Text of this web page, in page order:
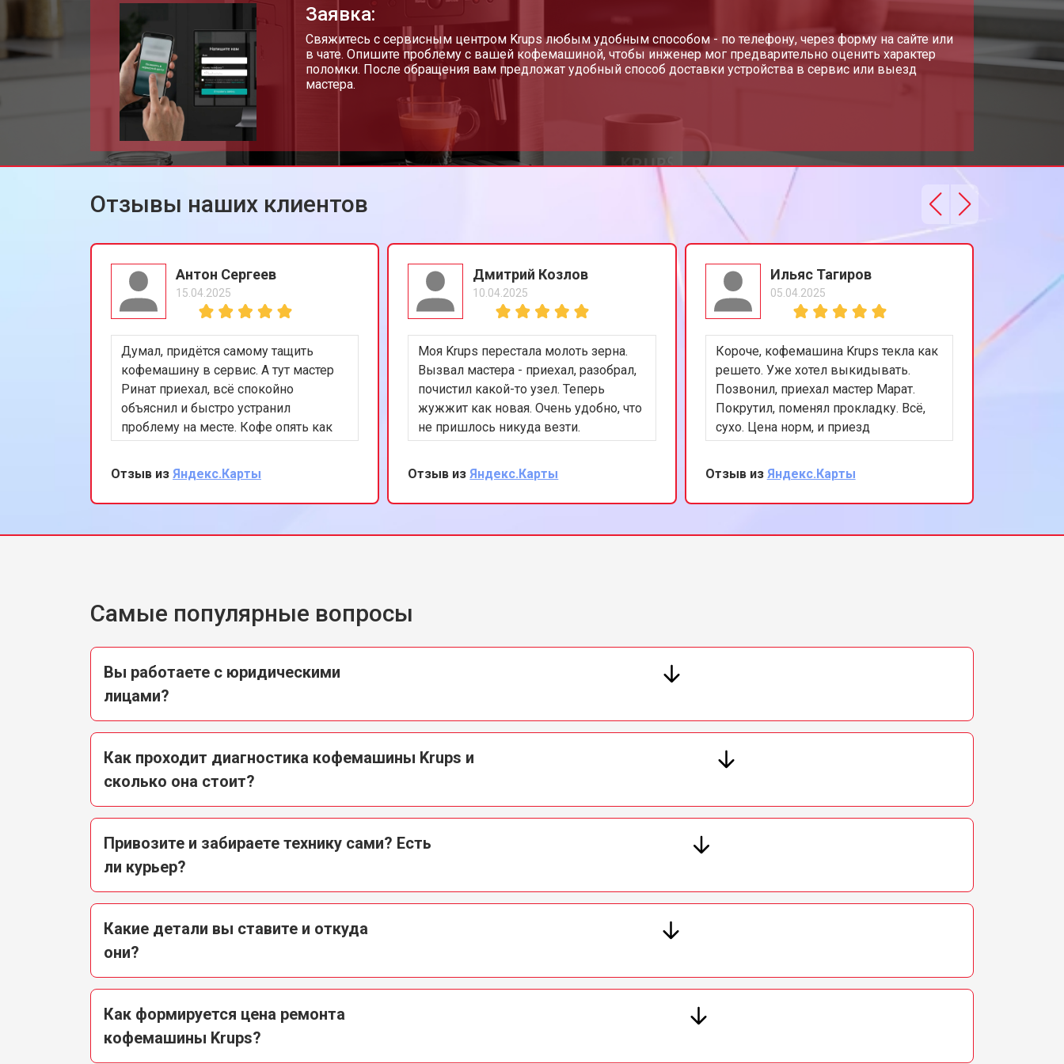
Заявка:
Свяжитесь с сервисным центром Krups любым удобным способом - по телефону, через форму на сайте или
в чате. Опишите проблему с вашей кофемашиной, чтобы инженер мог предварительно оценить характер
поломки. После обращения вам предложат удобный способ доставки устройства в сервис или выезд
мастера.
Отзывы наших клиентов
Антон Сергеев
15.04.2025
Думал, придётся самому тащить
кофемашину в сервис. А тут мастер
Ринат приехал, всё спокойно
объяснил и быстро устранил
проблему на месте. Кофе опять как
Отзыв из Яндекс.Карты
Дмитрий Козлов
10.04.2025
Моя Krups перестала молоть зерна.
Вызвал мастера - приехал, разобрал,
почистил какой-то узел. Теперь
жужжит как новая. Очень удобно, что
не пришлось никуда везти.
Отзыв изЯндекс.Карты
Ильяс Тагиров
05.04.2025
Короче, кофемашина Krups текла как
решето. Уже хотел выкидывать.
Позвонил, приехал мастер Марат.
Покрутил, поменял прокладку. Всё,
сухо. Цена норм, и приезд
Отзыв из Яндекс.Карты
Самые популярные вопросы
Вы работаете с юридическими
лицами?
Как проходит диагностика кофемашины Krups и
сколько она стоит?
Привозите и забираете технику сами? Есть
ли курьер?
Какие детали вы ставите и откуда
они?
Как формируется цена ремонта
кофемашины Krups?